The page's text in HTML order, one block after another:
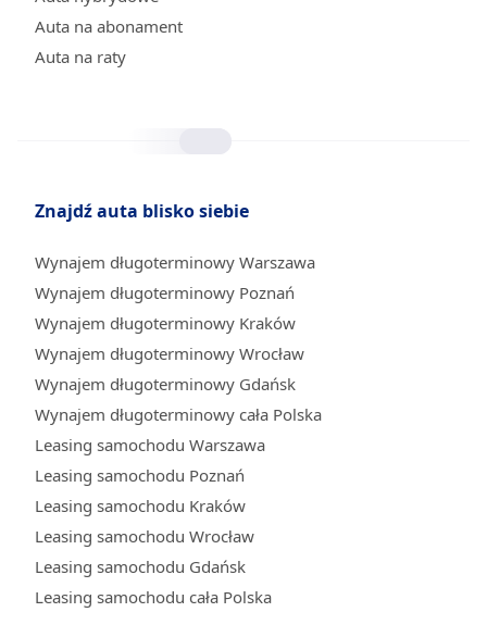
Auta na abonament
Auta na raty
Znajdź auta blisko siebie
Wynajem długoterminowy Warszawa
Wynajem długoterminowy Poznań
Wynajem długoterminowy Kraków
Wynajem długoterminowy Wrocław
Wynajem długoterminowy Gdańsk
Wynajem długoterminowy cała Polska
Leasing samochodu Warszawa
Leasing samochodu Poznań
Leasing samochodu Kraków
Leasing samochodu Wrocław
Leasing samochodu Gdańsk
Leasing samochodu cała Polska